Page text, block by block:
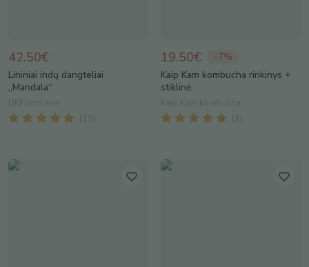
42.50€
Lininiai indų dangteliai
„Mandala“
DKFromLinen
( 15
19.50€ -7%
Kaip Kam kombucha rinkinys +
stiklinė
Kaip Kam kombucha
( 1